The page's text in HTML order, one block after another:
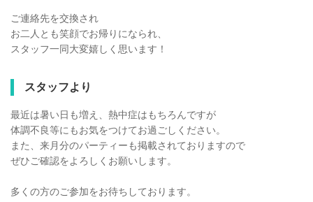
ご連絡先を交換され
お二人とも笑顔でお帰りになられ、
スタッフ一同大変嬉しく思います！
スタッフより
最近は暑い日も増え、熱中症はもちろんですが
体調不良等にもお気をつけてお過ごしください。
また、来月分のパーティーも掲載されておりますので
ぜひご確認をよろしくお願いします。
多くの方のご参加をお待ちしております。